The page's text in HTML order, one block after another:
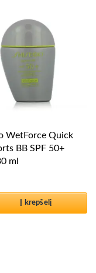
WetForce Quick
BB SPF 50+
ml
Į krepšelį